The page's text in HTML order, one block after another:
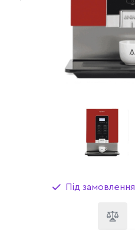
Під замовлення